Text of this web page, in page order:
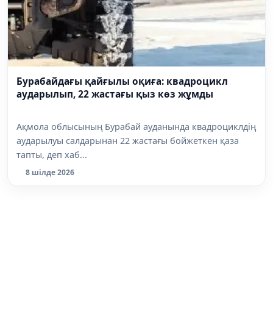
Бурабайдағы қайғылы оқиға: квадроцикл
аударылып, 22 жастағы қыз көз жұмды
Ақмола облысының Бурабай ауданында квадроциклдің
аударылуы салдарынан 22 жастағы бойжеткен қаза
тапты, деп хаб...
8 шілде 2026